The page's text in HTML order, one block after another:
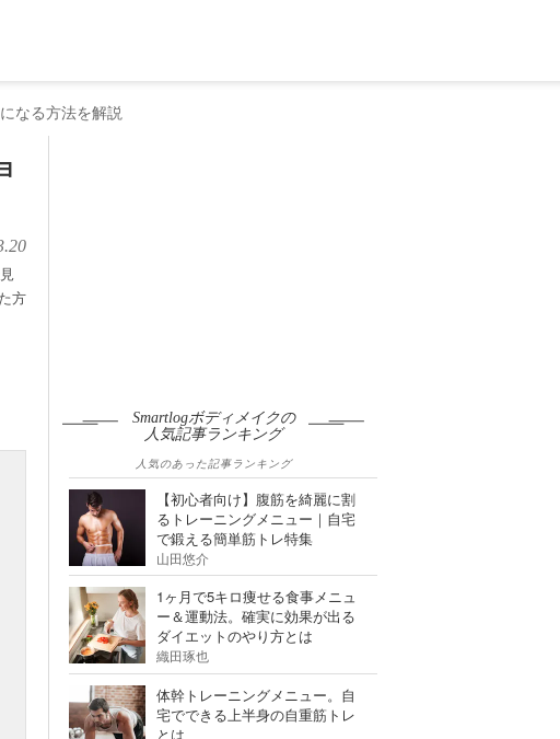
なる方法を解説
方
Smartlogボディメイクの
人気記事ランキング
人気のあった記事ランキング
【初心者向け】腹筋を綺麗に割
るトレーニングメニュー｜自宅
で鍛える簡単筋トレ特集
山田悠介
1ヶ月で5キロ痩せる食事メニュ
ー＆運動法。確実に効果が出る
ダイエットのやり方とは
織田琢也
体幹トレーニングメニュー。自
宅でできる上半身の自重筋トレ
とは